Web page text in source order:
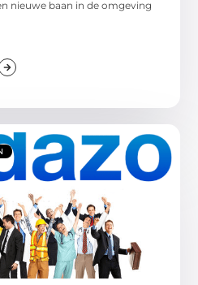
nieuwe baan in de omgeving